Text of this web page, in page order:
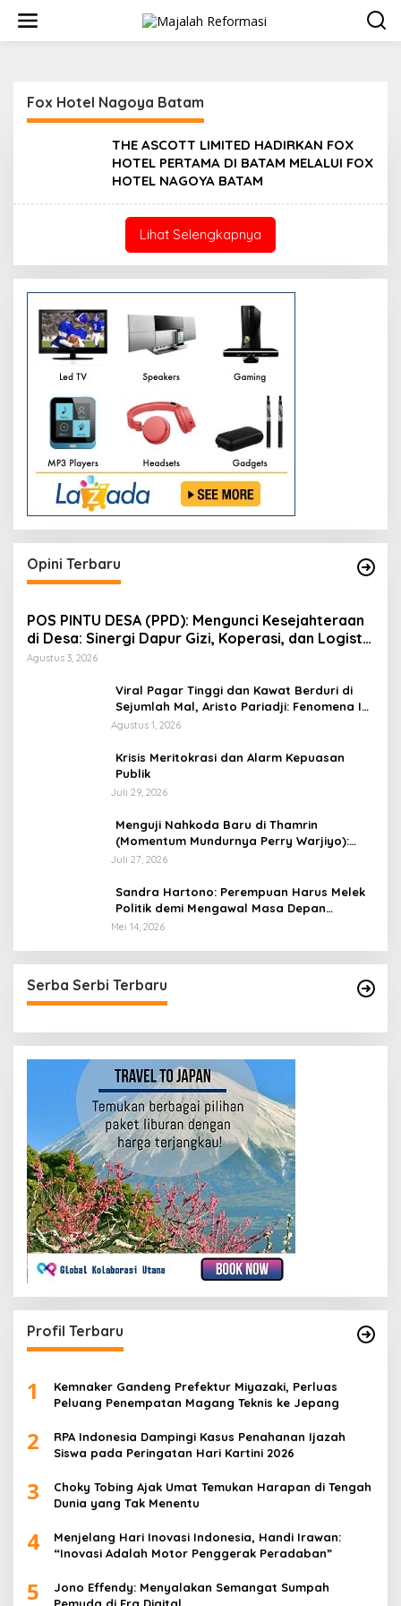
w
Fox Hotel Nagoya Batam
THE ASCOTT LIMITED HADIRKAN FOX
HOTEL PERTAMA DI BATAM MELALUI FOX
HOTEL NAGOYA BATAM
Lihat Selengkapnya
Opini Terbaru
POS PINTU DESA (PPD): Mengunci Kesejahteraan
di Desa: Sinergi Dapur Gizi, Koperasi, dan Logistik
Terpadu
Agustus 3, 2026
Viral Pagar Tinggi dan Kawat Berduri di
Sejumlah Mal, Aristo Pariadji: Fenomena Ini
Cerminan Pentingnya Membangun
Agustus 1, 2026
​Krisis Meritokrasi dan Alarm Kepuasan
Publik
Juli 29, 2026
​Menguji Nahkoda Baru di Thamrin
(Momentum Mundurnya Perry Warjiyo):
Sinergi Kebijakan Moneter-Fiskal di Era
Juli 27, 2026
Sandra Hartono: Perempuan Harus Melek
Politik demi Mengawal Masa Depan
Bangsa
Mei 14, 2026
Serba Serbi Terbaru
Profil Terbaru
1
Kemnaker Gandeng Prefektur Miyazaki, Perluas
Peluang Penempatan Magang Teknis ke Jepang
2
RPA Indonesia Dampingi Kasus Penahanan Ijazah
Siswa pada Peringatan Hari Kartini 2026
3
Choky Tobing Ajak Umat Temukan Harapan di Tengah
Dunia yang Tak Menentu
4
Menjelang Hari Inovasi Indonesia, Handi Irawan:
“Inovasi Adalah Motor Penggerak Peradaban”
5
Jono Effendy: Menyalakan Semangat Sumpah